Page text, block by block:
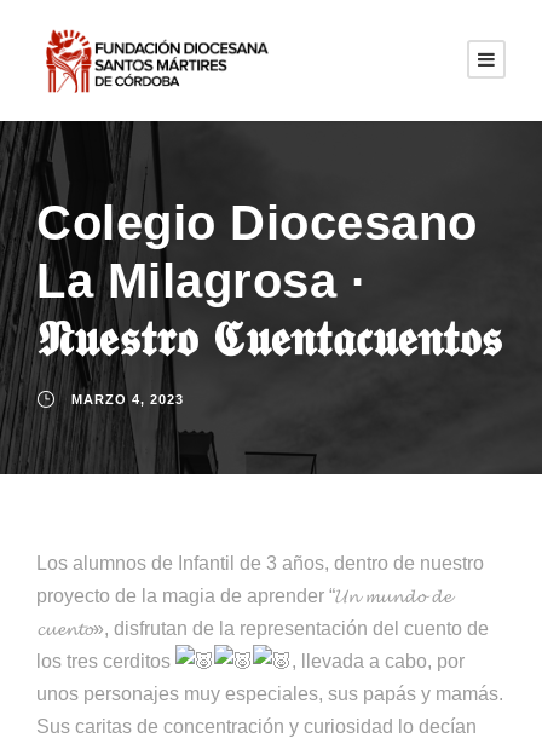
Colegio Diocesano
La Milagrosa ·
𝕹𝖚𝖊𝖘𝖙𝖗𝖔 𝕮𝖚𝖊𝖓𝖙𝖆𝖈𝖚𝖊𝖓𝖙𝖔𝖘
MARZO 4, 2023
Los alumnos de Infantil de 3 años, dentro de nuestro
proyecto de la magia de aprender “𝓤𝓷 𝓶𝓾𝓷𝓭𝓸 𝓭𝓮
𝓬𝓾𝓮𝓷𝓽𝓸», disfrutan de la representación del cuento de
los tres cerditos
, llevada a cabo, por
unos personajes muy especiales, sus papás y mamás.
Sus caritas de concentración y curiosidad lo decían